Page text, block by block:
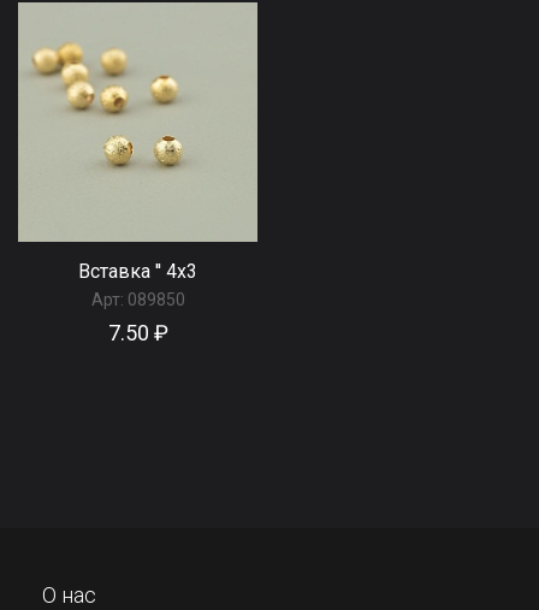
Вставка '' 4х3
Арт: 089850
7.50 ₽
О нас